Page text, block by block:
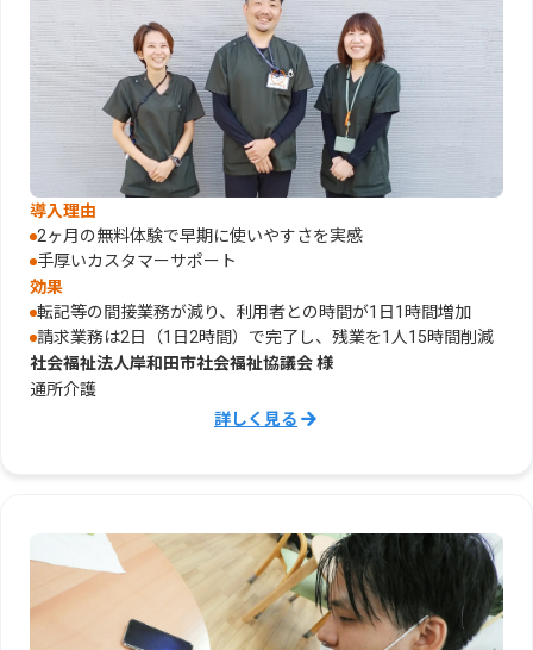
導入理由
2ヶ月の無料体験で早期に使いやすさを実感
手厚いカスタマーサポート
効果
転記等の間接業務が減り、利用者との時間が1日1時間増加
請求業務は2日（1日2時間）で完了し、残業を1人15時間削減
社会福祉法人岸和田市社会福祉協議会 様
通所介護